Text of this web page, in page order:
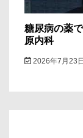
糖尿病の薬
原内科
2026年7月23日